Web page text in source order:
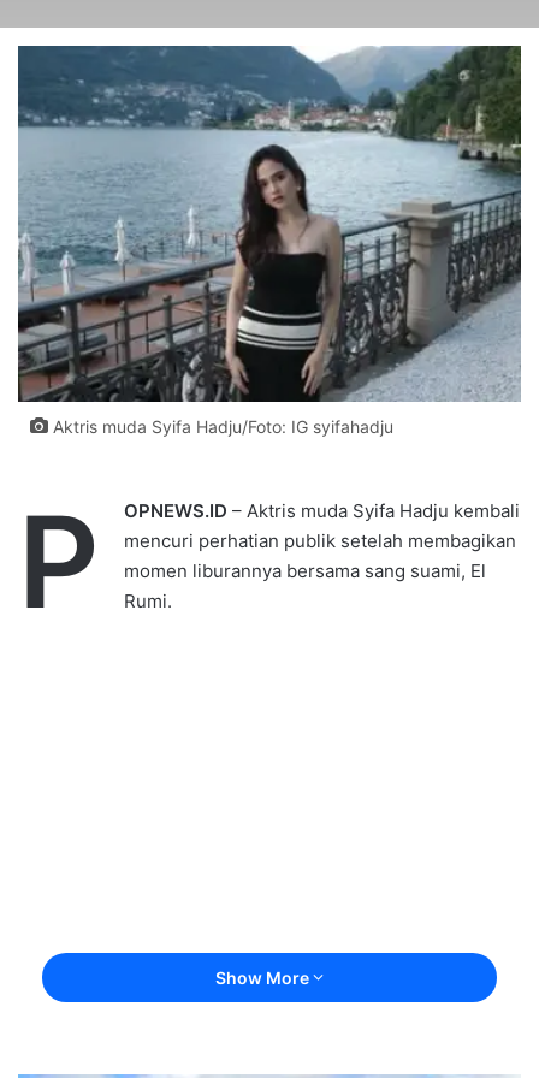
Aktris muda Syifa Hadju/Foto: IG syifahadju
P OPNEWS.ID – Aktris muda Syifa Hadju kembali
mencuri perhatian publik setelah membagikan
momen liburannya bersama sang suami, El
Rumi.
Show More